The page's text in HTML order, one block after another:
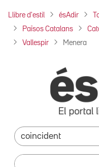
Llibre d'estil ésAdir
Països Catalans
Vallespir Menera